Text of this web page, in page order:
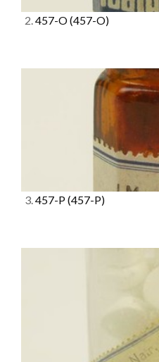
2.457-O(457-O)
3.457-P(457-P)